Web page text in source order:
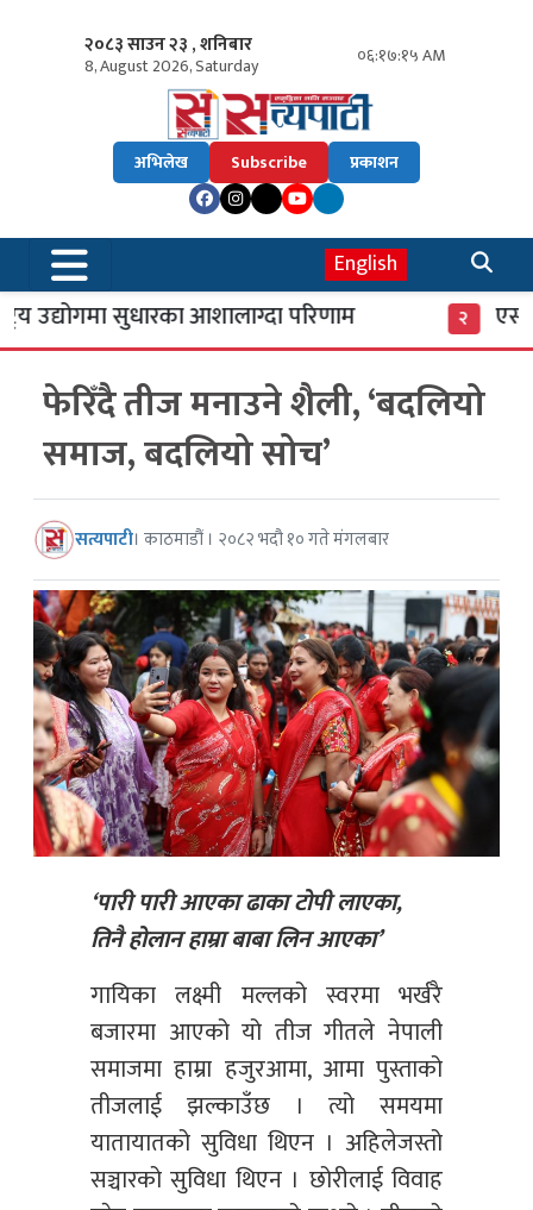
२०८३ साउन २३ , शनिबार
8, August 2026, Saturday ०६:१७:१६ AM
अभिलेख Subscribe प्रकाशन
English
सुधारका आशालाग्दा परिणाम एसइई
फेरिँदै तीज मनाउने शैली, ‘बदलियो
समाज, बदलियो सोच’
सत्यपाटी। काठमाडौं । २०८२ भदौ १० गते मंगलबार
‘पारी पारी आएका ढाका टोपी लाएका,
तिनै होलान हाम्रा बाबा लिन आएका’
गायिका लक्ष्मी मल्लको स्वरमा भर्खरै
बजारमा आएको यो तीज गीतले नेपाली
समाजमा हाम्रा हजुरआमा, आमा पुस्ताको
तीजलाई झल्काउँछ । त्यो समयमा
यातायातको सुविधा थिएन । अहिलेजस्तो
सञ्चारको सुविधा थिएन । छोरीलाई विवाह